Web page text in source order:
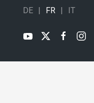
DE FR IT